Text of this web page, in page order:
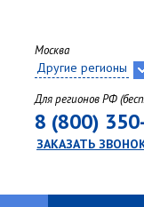
Москва
Другие регионы
Для регионов РФ
8 (800)
ЗАКАЗАТЬ